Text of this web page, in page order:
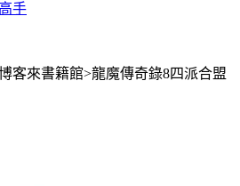
手
客來書籍館>龍魔傳奇錄8四派合盟